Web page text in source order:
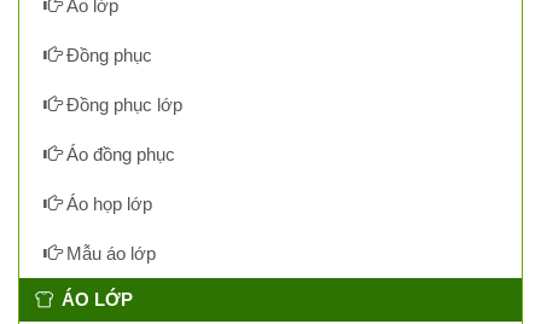
Áo lớp
Đồng phục
Đồng phục lớp
Áo đồng phục
Áo họp lớp
Mẫu áo lớp
ÁO LỚP